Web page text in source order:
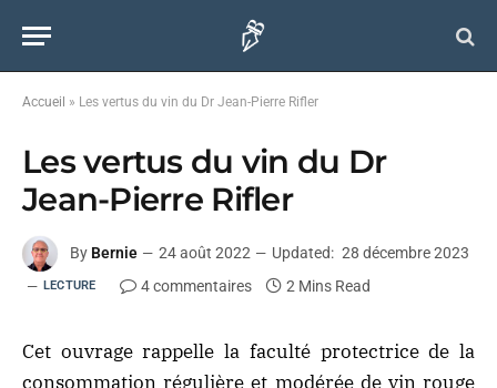
Accueil » Les vertus du vin du Dr Jean-Pierre Rifler
Les vertus du vin du Dr
Jean-Pierre Rifler
By Bernie 24 août 2022 Updated: 28 décembre 2023
LECTURE 4 commentaires 2 Mins Read
Cet ouvrage rappelle la faculté protectrice de la
consommation régulière et modérée de vin rouge